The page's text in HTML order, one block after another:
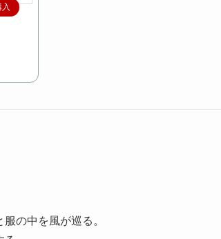
の中を風が巡る。